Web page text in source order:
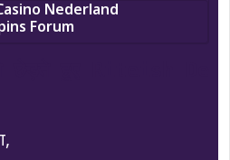
Nederland
Forum